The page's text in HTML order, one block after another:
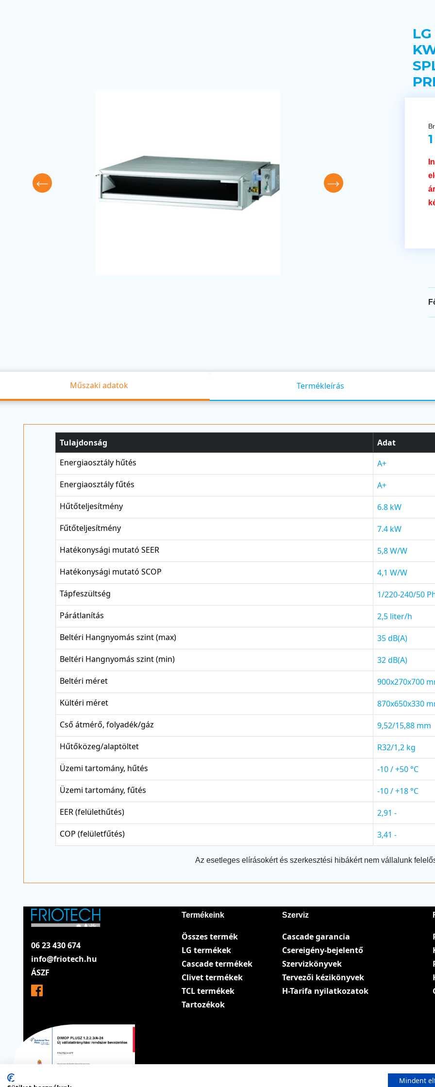
Műszaki adatok Termékleírás
Tulajdonság
Adat
Energiaosztály hűtés
A+
Energiaosztály fűtés
A+
Hűtőteljesítmény
6.8 kW
Fűtőteljesítmény
7.4 kW
Hatékonysági mutató SEER
5,8 W/W
Hatékonysági mutató SCOP
4,1 W/W
Tápfeszültség
1/220-240/50
Párátlanítás
2,5 liter/h
Beltéri Hangnyomás szint (max)
35 dB(A)
Beltéri Hangnyomás szint (min)
32 dB(A)
Beltéri méret
900x270x700
Kültéri méret
870x650x330
Cső átmérő, folyadék/gáz
9,52/15,88 mm
Hűtőközeg/alaptöltet
R32/1,2 kg
Üzemi tartomány, hűtés
-10 / +50 °C
Üzemi tartomány, fűtés
-10 / +18 °C
EER (felülethűtés)
2,91 -
COP (felületfűtés)
3,41 -
Az esetleges elírásokért és szerkesztési hibákért nem vállalunk
06 23 430 674
info@friotech.hu
ÁSZF
Termékeink
Összes termék
LG termékek
Cascade termékek
Clivet termékek
TCL termékek
Tartozékok
Szerviz
Cascade garancia
Csereigény-bejelentő
Szervizkönyvek
Tervezői kézikönyvek
H-Tarifa nyilatkozatok
Mindent